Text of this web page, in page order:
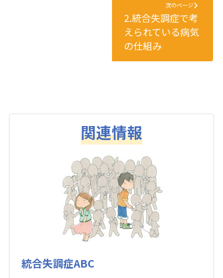
次のページ
2.統合失調症で考
えられている病気
の仕組み
関連情報
統合失調症ABC